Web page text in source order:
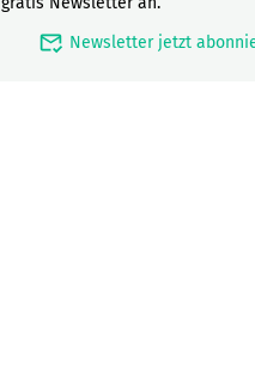
mark_email_read Newsletter jetzt